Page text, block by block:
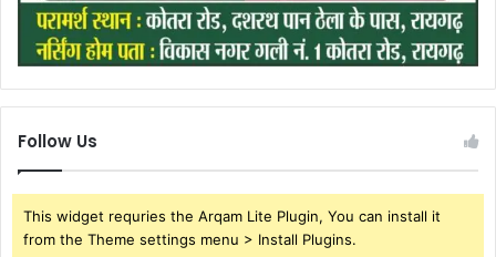
Follow Us
This widget requries the Arqam Lite Plugin, You can install it
from the Theme settings menu > Install Plugins.